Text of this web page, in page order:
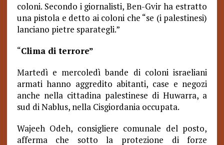
coloni. Secondo i giornalisti, Ben-Gvir ha estratto
una pistola e detto ai coloni che “se (i palestinesi)
lanciano pietre sparategli.”
“Clima di terrore”
Martedì e mercoledì bande di coloni israeliani
armati hanno aggredito abitanti, case e negozi
anche nella cittadina palestinese di Huwarra, a
sud di Nablus, nella Cisgiordania occupata.
Wajeeh Odeh, consigliere comunale del posto,
afferma che sotto la protezione di forze